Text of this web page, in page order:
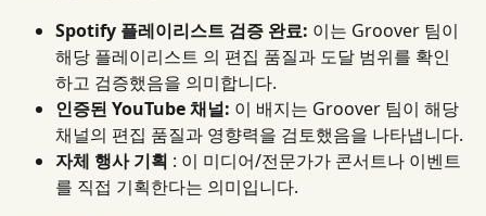
Spotify 플레이리스트 검증 완료: 이는 Groover 팀이
해당 플레이리스트 의 편집 품질과 도달 범위를 확인
하고 검증했음을 의미합니다.
인증된 YouTube 채널: 이 배지는 Groover 팀이 해당
채널의 편집 품질과 영향력을 검토했음을 나타냅니다.
자체 행사 기획 : 이 미디어/전문가가 콘서트나 이벤트
를 직접 기획한다는 의미입니다.